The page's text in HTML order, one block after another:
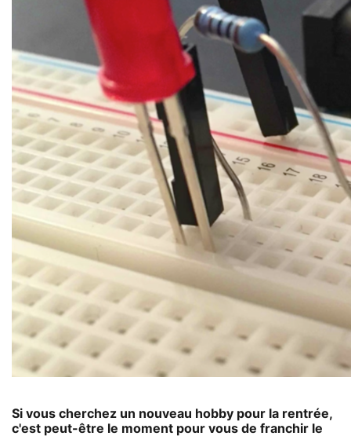
Si vous cherchez un nouveau hobby pour la rentrée,
c'est peut-être le moment pour vous de franchir le